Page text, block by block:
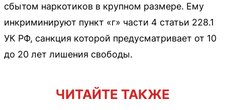
сбытом наркотиков в крупном размере. Ему
инкриминируют пункт «г» части 4 статьи 228.1
УК РФ, санкция которой предусматривает от 10
до 20 лет лишения свободы.
ЧИТАЙТЕ ТАКЖЕ